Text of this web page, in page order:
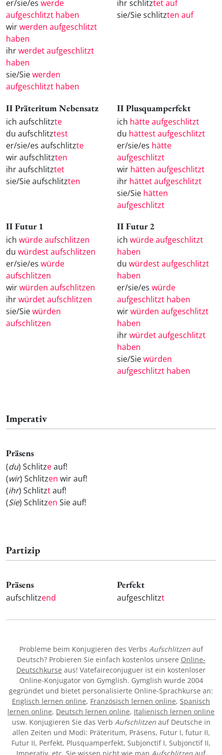
er/sie/es werde
aufgeschlitzt haben
wirwerden aufgeschlitzt
haben
ihrwerdet aufgeschlitzt
haben
sie/Siewerden
aufgeschlitzt haben
ihr schlitztet auf
sie/Sie schlitzten auf
II Präteritum Nebensatz
ich aufschlitzte
du aufschlitztest
er/sie/es aufschlitzte
wir aufschlitzten
ihr aufschlitztet
sie/Sie aufschlitzten
II Plusquamperfekt
ich hätte aufgeschlitzt
du hättest aufgeschlitzt
er/sie/es hätte
aufgeschlitzt
wir hätten aufgeschlitzt
ihr hättet aufgeschlitzt
sie/Sie hätten
aufgeschlitzt
II Futur 1
ich würde aufschlitzen
du würdest aufschlitzen
er/sie/es würde
aufschlitzen
wirwürden aufschlitzen
ihrwürdet aufschlitzen
sie/Siewürden
aufschlitzen
II Futur 2
ich würde aufgeschlitzt
haben
du würdest aufgeschlitzt
haben
er/sie/es würde
aufgeschlitzt haben
wirwürden aufgeschlitzt
haben
ihrwürdet aufgeschlitzt
haben
sie/Siewürden
aufgeschlitzt haben
Imperativ
Präsens
(du) Schlitzeauf!
(wir) Schlitzen wir auf!
(ihr) Schlitztauf!
(Sie) Schlitzen Sie auf!
Partizip
Präsens
aufschlitzend
Perfekt
aufgeschlitzt
Probleme beim Konjugieren des Verbs Aufschlitzenauf
Deutsch? Probieren Sie einfach kostenlos unsere Online-
Deutschkurse aus! Vatefaireconjuguer ist ein kostenloser
Online-Konjugator von Gymglish. Gymglish wurde 2004
gegründet und bietet personalisierte Online-Sprachkurse an:
Englisch lernen online, Französisch lernen online, Spanisch
lernen online, Deutsch lernen online, Italienisch lernen online
usw. Konjugieren Sie das Verb Aufschlitzenauf Deutsche in
allen Zeiten und Modi: Präteritum, Präsens, Futur I, futur II,
Futur II, Perfekt, Plusquamperfekt, Subjonctif I, Subjonctif II,